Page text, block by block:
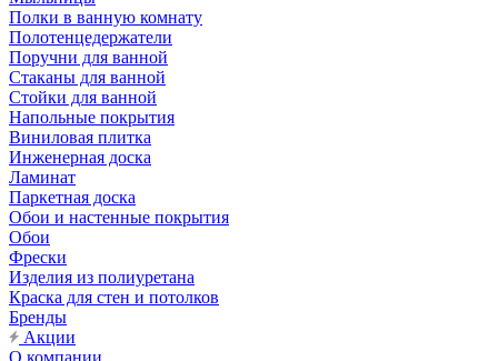
Полки в ванную комнату
Полотенцедержатели
Поручни для ванной
Стаканы для ванной
Стойки для ванной
Напольные покрытия
Виниловая плитка
Инженерная доска
Ламинат
Паркетная доска
Обои и настенные покрытия
Обои
Фрески
Изделия из полиуретана
Краска для стен и потолков
Бренды
Акции
О компании